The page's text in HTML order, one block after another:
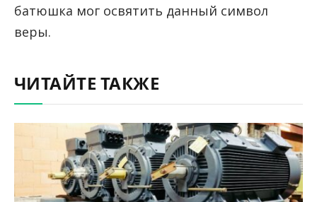
батюшка мог освятить данный символ
веры.
ЧИТАЙТЕ ТАКЖЕ